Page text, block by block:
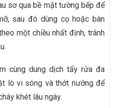
sơ qua bề mặt tường bếp để
sau đó dùng cọ hoặc bàn
một chiều nhất định, tránh
cùng dung dịch tẩy rửa đa
lò vi sóng và thớt nướng để
khét lâu ngày.